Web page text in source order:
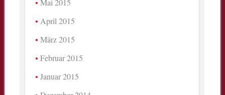
Mai 2015
April 2015
März 2015
Februar 2015
Januar 2015